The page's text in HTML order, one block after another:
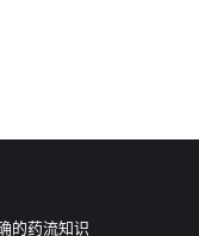
的药流知识